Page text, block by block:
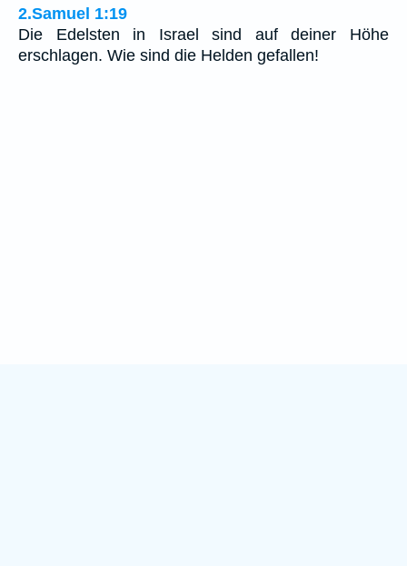
2.Samuel 1:19
Die Edelsten in Israel sind auf deiner Höhe
erschlagen. Wie sind die Helden gefallen!